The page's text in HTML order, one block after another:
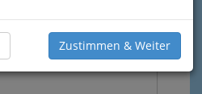
Zustimmen & Weiter